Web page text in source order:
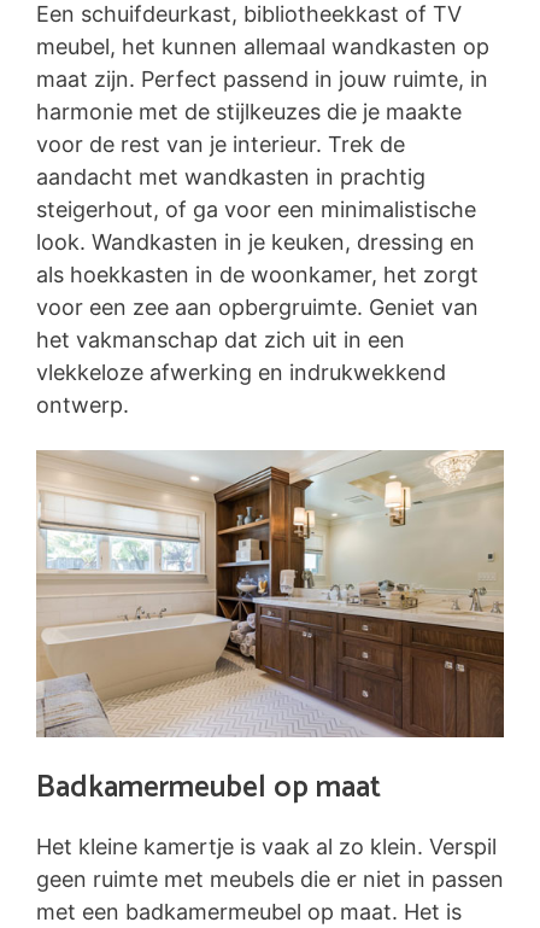
Een schuifdeurkast, bibliotheekkast of TV
meubel, het kunnen allemaal wandkasten op
maat zijn. Perfect passend in jouw ruimte, in
harmonie met de stijlkeuzes die je maakte
voor de rest van je interieur. Trek de
aandacht met wandkasten in prachtig
steigerhout, of ga voor een minimalistische
look. Wandkasten in je keuken, dressing en
als hoekkasten in de woonkamer, het zorgt
voor een zee aan opbergruimte. Geniet van
het vakmanschap dat zich uit in een
vlekkeloze afwerking en indrukwekkend
ontwerp.
Badkamermeubel op maat
Het kleine kamertje is vaak al zo klein. Verspil
geen ruimte met meubels die er niet in passen
met een badkamermeubel op maat. Het is